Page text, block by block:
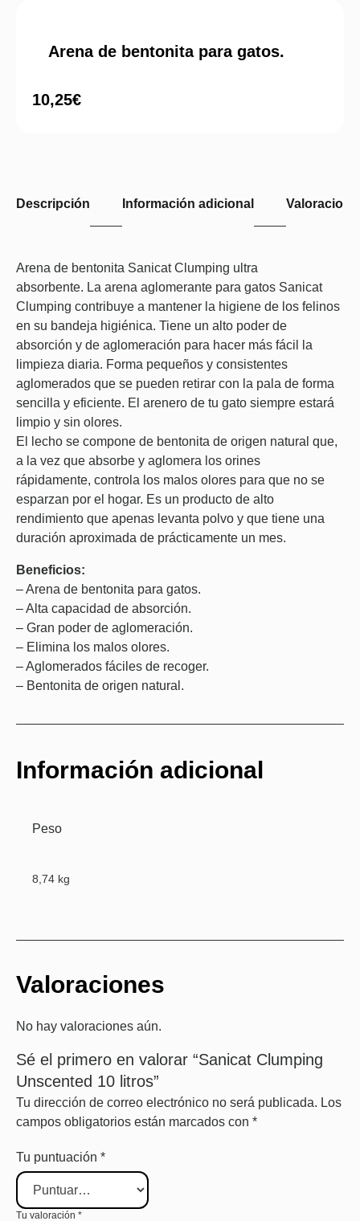
Arena de bentonita para gatos.
10,25€
Descripción Información adicional
Arena de bentonita Sanicat Clumping ultra
absorbente. La arena aglomerante para gatos Sanicat
Clumping contribuye a mantener la higiene de los felinos
en su bandeja higiénica. Tiene un alto poder de
absorción y de aglomeración para hacer más fácil la
limpieza diaria. Forma pequeños y consistentes
aglomerados que se pueden retirar con la pala de forma
sencilla y eficiente. El arenero de tu gato siempre estará
limpio y sin olores.
El lecho se compone de bentonita de origen natural que,
a la vez que absorbe y aglomera los orines
rápidamente, controla los malos olores para que no se
esparzan por el hogar. Es un producto de alto
rendimiento que apenas levanta polvo y que tiene una
duración aproximada de prácticamente un mes.
Beneficios:
– Arena de bentonita para gatos.
– Alta capacidad de absorción.
– Gran poder de aglomeración.
– Elimina los malos olores.
– Aglomerados fáciles de recoger.
– Bentonita de origen natural.
Información adicional
Peso
8,74 kg
Valoraciones
No hay valoraciones aún.
Sé el primero en valorar “Sanicat Clumping
Unscented 10 litros”
Tu dirección de correo electrónico no será publicada. Los
campos obligatorios están marcados con *
Tu puntuación *
Tu valoración *